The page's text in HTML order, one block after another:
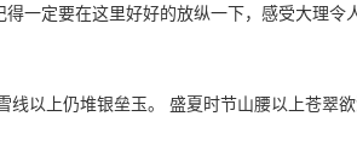
一定要在这里好好的放纵一下，感受大理令
以上仍堆银垒玉。 盛夏时节山腰以上苍翠